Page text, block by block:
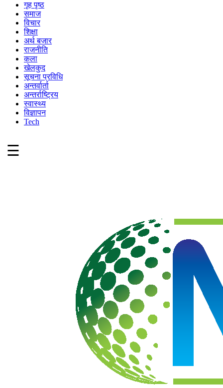
गृह पृष्ठ
समाज
विचार
शिक्षा
अर्थ बजार
राजनीति
कला
खेलकुद
सूचना प्रविधि
अन्तर्वार्ता
अन्तर्राष्ट्रिय
स्वास्थ्य
विज्ञापन
Tech
☰